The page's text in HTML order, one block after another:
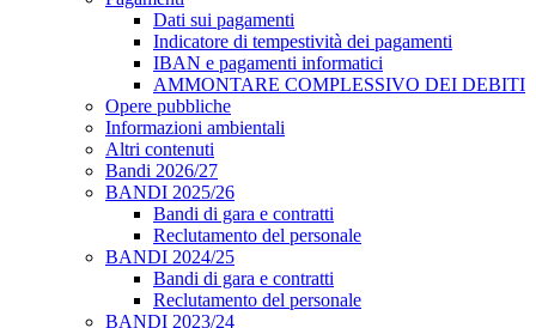
Dati sui pagamenti
Indicatore di tempestività dei pagamenti
IBAN e pagamenti informatici
AMMONTARE COMPLESSIVO DEI DEBITI
Opere pubbliche
Informazioni ambientali
Altri contenuti
Bandi 2026/27
BANDI 2025/26
Bandi di gara e contratti
Reclutamento del personale
BANDI 2024/25
Bandi di gara e contratti
Reclutamento del personale
BANDI 2023/24